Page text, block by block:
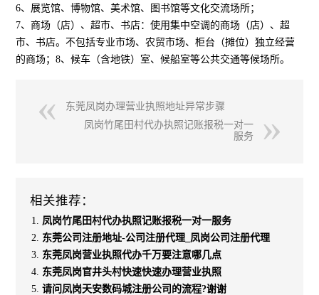
6、展览馆、博物馆、美术馆、图书馆等文化交流场所；
7、商场（店）、超市、书店：使用集中空调的商场（店）、超
市、书店。不包括专业市场、农贸市场、柜台（摊位）独立经营
的商场；8、候车（含地铁）室、候船室等公共交通等候场所。
东莞凤岗办理营业执照地址异常步骤
凤岗竹尾田村代办执照记账报税一对一
服务
相关推荐：
凤岗竹尾田村代办执照记账报税一对一服务
东莞公司注册地址-公司注册代理_凤岗公司注册代理
东莞凤岗营业执照代办千万要注意哪几点
东莞凤岗官井头村快速快速办理营业执照
请问凤岗天安数码城注册公司的流程?谢谢